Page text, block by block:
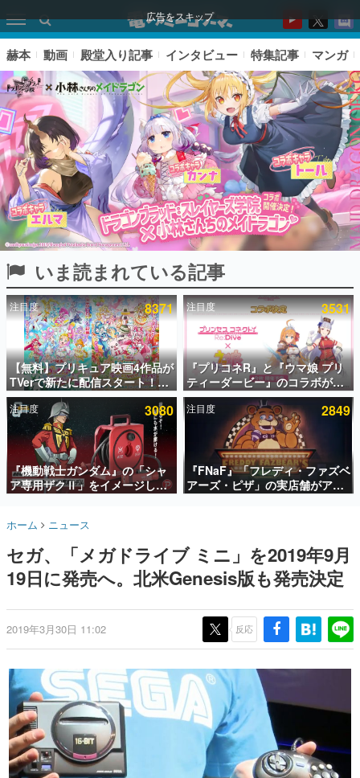
広告をスキップ
ピックアップ
電ファミのいま読まれている記事ランキング
アプリセール情報
インタビュー
連載・特集一覧
殿堂入り記事
SNS拡散数が数千以上！ ページビュー数万以上！ などな
ど。多くの人々に読まれた、電ファミ渾身の“殿堂入り”記
事をまとめました。
名作ゲームクリエイターの方々に製作時のエピソードをお
きます。
赫本
この物語を解いてはいけない。『赫本』は、〈試験問題〉
の姿を追い、彼らのルーツと情熱を探っていきます。
ゲーム世代の作家たち
ゲームに多大な影響を受けた作家さんに取材し、ゲームが
日本のコンテンツ産業やカルチャーに与えた影響を探る企
画です。
日本モバイルゲーム産業史
赫本 動画 殿堂入り記事 インタビュー 特集記事 マンガ
いま読まれている記事
注目度 8371
【無料】プリキュア映画4作品が
TVerで新たに配信スタート！な
んと2018年～2024年の映画ほぼ
すべてが見放題に、ぶっちゃけ
ありえないラインナップ
注目度 3531
『プリコネR』と『ウマ娘 プリ
ティーダービー』のコラボが決
定！“最大170連無料”の8.5周年
キャンペーンなども発表
注目度 3080
『機動戦士ガンダム』の「シャ
ア専用ザクⅡ」をイメージした
散水ホースリールが予約開始。
ークやジオン公国軍のエンブレ
注目度 2849
『FNaF』「フレディ・ファズベ
アーズ・ピザ」の実店舗がアメ
リカの商業施設「American
事だけでなくステージショーや
没入型のホラー体験も楽しめる
ホーム ニュース
セガ、「メガドライブ ミニ」を2019年9月
19日に発売へ。北米Genesis版も発売決定
2019年3月30日 11:02 反応